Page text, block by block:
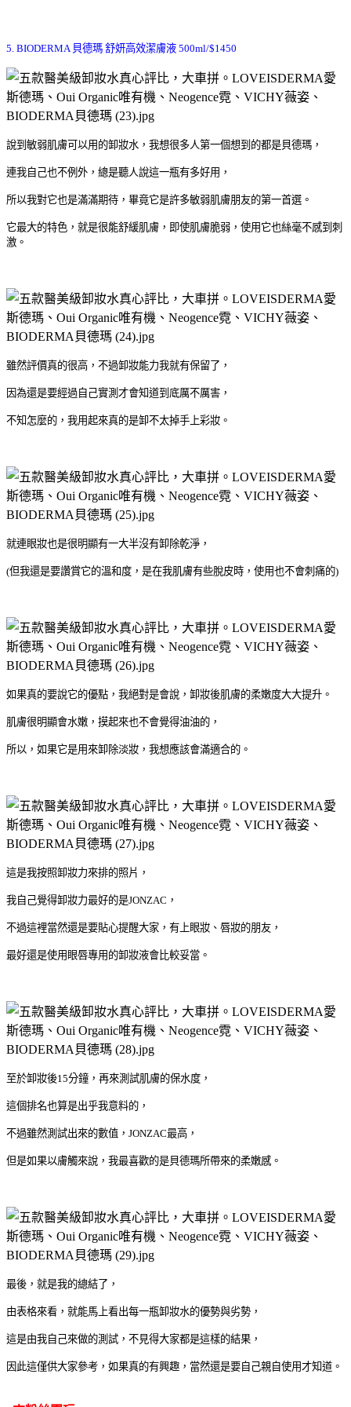
5. BIODERMA 貝德瑪 舒妍高效潔膚液 500ml/$1450
說到敏弱肌膚可以用的卸妝水，我想很多人第一個想到的都是貝德瑪，
連我自己也不例外，總是聽人說這一瓶有多好用，
所以我對它也是滿滿期待，畢竟它是許多敏弱肌膚朋友的第一首選。
它最大的特色，就是很能舒緩肌膚，即使肌膚脆弱，使用它也絲毫不感到刺
激。
雖然評價真的很高，不過卸妝能力我就有保留了，
因為還是要經過自己實測才會知道到底厲不厲害，
不知怎麼的，我用起來真的是卸不太掉手上彩妝。
就連眼妝也是很明顯有一大半沒有卸除乾淨，
(但我還是要讚賞它的溫和度，是在我肌膚有些脫皮時，使用也不會刺痛的)
如果真的要說它的優點，我絕對是會說，卸妝後肌膚的柔嫩度大大提升。
肌膚很明顯會水嫩，摸起來也不會覺得油油的，
所以，如果它是用來卸除淡妝，我想應該會滿適合的。
這是我按照卸妝力來排的照片，
我自己覺得卸妝力最好的是JONZAC，
不過這裡當然還是要貼心提醒大家，有上眼妝、唇妝的朋友，
最好還是使用眼唇專用的卸妝液會比較妥當。
至於卸妝後15分鐘，再來測試肌膚的保水度，
這個排名也算是出乎我意料的，
不過雖然測試出來的數值，JONZAC最高，
但是如果以膚觸來說，我最喜歡的是貝德瑪所帶來的柔嫩感。
最後，就是我的總結了，
由表格來看，就能馬上看出每一瓶卸妝水的優勢與劣勢，
這是由我自己來做的測試，不見得大家都是這樣的結果，
因此這僅供大家參考，如果真的有興趣，當然還是要自己親自使用才知道。